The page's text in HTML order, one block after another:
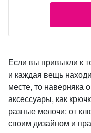
Если вы привыкли к
и каждая вещь
месте, то наверняка
аксессуары, как
разные мелочи: от
своим дизайном и